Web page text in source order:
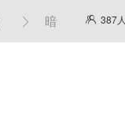
 387
 暗